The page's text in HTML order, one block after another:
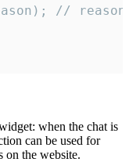
//
when the chat is
can be used for
on the website.